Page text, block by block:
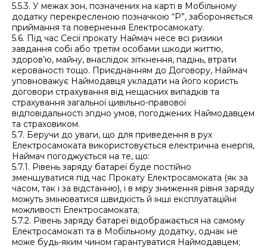
5.5.3. У межах зон, позначених на карті в Мобільному
додатку перекресленою позначкою “Р”, забороняється
приймання та повернення Електросамокату.
5.6. Під час Сесії прокату Наймач несе всі ризики
завдання собі або третім особами шкоди життю,
здоров’ю, майну, внаслідок зіткнення, падінь, втрати
керованості тощо. Приєднанням до Договору, Наймач
уповноважує Наймодавця укладати на його користь
договори страхування від нещасних випадків та
страхування загальної цивільно-правової
відповідальності згідно умов, погоджених Наймодавцем
та страховиком.
5.7. Беручи до уваги, що для приведення в рух
Електросамоката використовується електрична енергія,
Наймач погоджується на те, що:
5.7.1. Рівень заряду батареї буде постійно
зменшуватися під час Прокату Електросамоката (як за
часом, так і за відстанню), і в міру зниження рівня заряду
можуть змінюватися швидкість й інші експлуатаційні
можливості Електросамоката;
5.7.2. Рівень заряду батареї відображається на самому
Електросамокаті та в Мобільному додатку, однак не
може будь-яким чином гарантуватися Наймодавцем;